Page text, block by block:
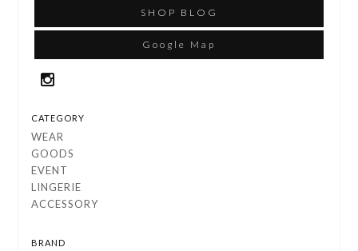
SHOP BLOG
Google Map
CATEGORY
WEAR
GOODS
EVENT
LINGERIE
ACCESSORY
BRAND